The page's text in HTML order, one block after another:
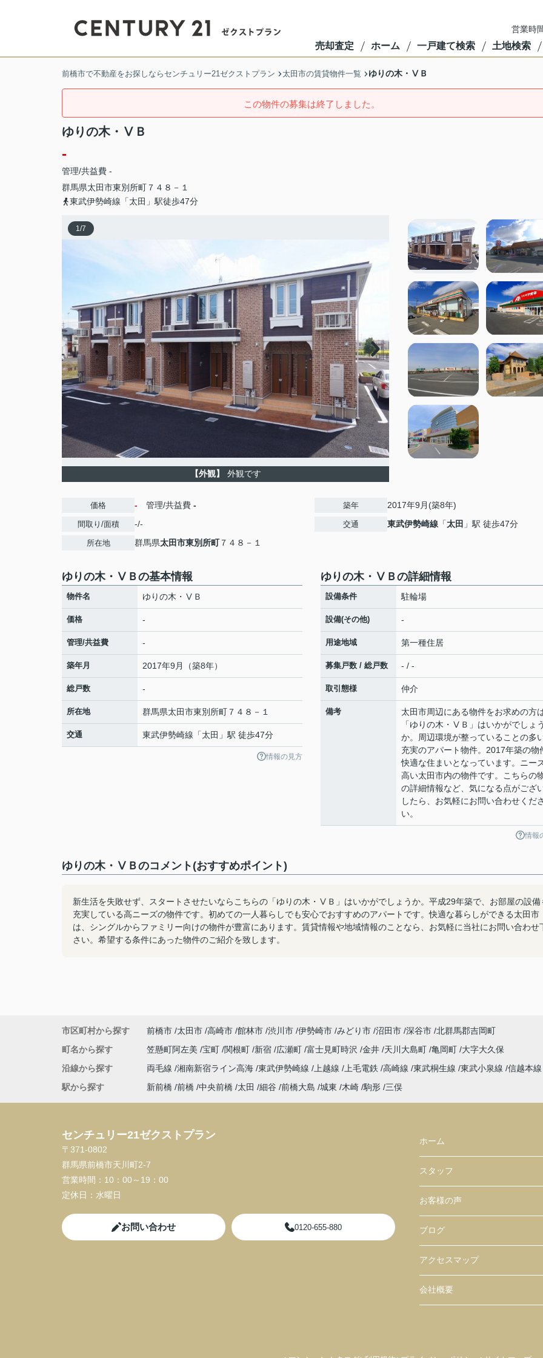
営業時
売却査定 ホーム 一戸建て検索 土地検索
前橋市で不動産をお探しならセンチュリー21ゼクストプラン 太田市の賃貸物件一覧 ゆりの木・ⅤＢ
この物件の募集は終了しました。
ゆりの木・ⅤＢ
-
管理/共益費 -
群馬県太田市東別所町 ７４８－１
東武伊勢崎線「太田」駅徒歩47分
1/7
【外観】 外観です
価格 - 管理/共益費 -
間取り/面積 -/-
所在地 群馬県太田市東別所町７４８－１
築年 2017年9月(築8年)
交通 東武伊勢崎線 「太田 」駅 徒歩47分
ゆりの木・ⅤＢの基本情報
物件名 ゆりの木・ⅤＢ
価格 -
管理/共益費 -
築年月 2017年9月（築8年）
総戸数 -
所在地 群馬県太田市東別所町 ７４８－１
交通 東武伊勢崎線 「太田 」駅 徒歩47分
情報の見方
ゆりの木・ⅤＢの詳細情報
設備条件 駐輪場
設備(その他) -
用途地域 第一種住居
募集戸数 / 総戸数 - / -
取引態様 仲介
備考
太田市周辺にある物件をお求めの方
「ゆりの木・ⅤＢ」はいかがでしょう
か。周辺環境が整っていることの多い
充実のアパート物件。2017年築の物
快適な住まいとなっています。ニー
高い太田市内の物件です。こちらの
の詳細情報など、気になる点がござ
したら、お気軽にお問い合わせくださ
い。
情報
ゆりの木・ⅤＢのコメント(おすすめポイント)
新生活を失敗せず、スタートさせたいならこちらの「ゆりの木・ⅤＢ」はいかがでしょうか。平成29年築で、お部屋の設備
充実している高ニーズの物件です。初めての一人暮らしでも安心でおすすめのアパートです。快適な暮らしができる太田市
は、シングルからファミリー向けの物件が豊富にあります。賃貸情報や地域情報のことなら、お気軽に当社にお問い合わせ
さい。希望する条件にあった物件のご紹介を致します。
市区町村から探す 前橋市 太田市 高崎市 館林市 渋川市 伊勢崎市 みどり市 沼田市 深谷市 北群馬郡吉岡町
町名から探す
笠懸町阿左美 宝町 関根町 新宿 広瀬町 富士見町時沢 金井 天川大島町 亀岡町 大字大久保
沿線から探す
両毛線 湘南新宿ライン高海 東武伊勢崎線 上越線 上毛電鉄 高崎線 東武桐生線 東武小泉線 信越本線
駅から探す
新前橋 前橋 中央前橋 太田 細谷 前橋大島 城東 木崎 駒形 三俣
センチュリー21ゼクストプラン
〒371-0802
群馬県前橋市天川町2-7
営業時間： 10：00～19：00
定休日： 水曜日
お問い合わせ 0120-655-880
ホーム
スタッフ
お客様の声
ブログ
アクセスマップ
会社概要